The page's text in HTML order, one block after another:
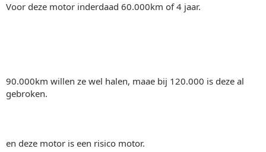
Voor deze motor inderdaad 60.000km of 4 jaar.
90.000km willen ze wel halen, maae bij 120.000 is deze al
gebroken.
en deze motor is een risico motor.